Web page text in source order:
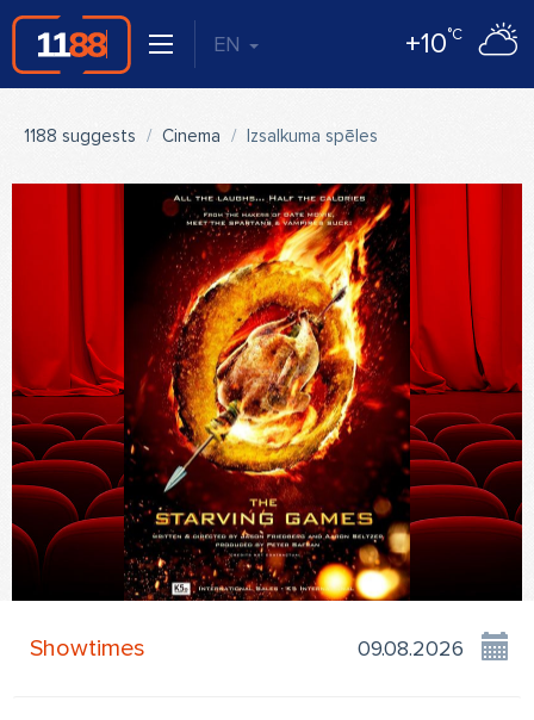
EN +10°C
1188 suggests Cinema Izsalkuma spēles
Showtimes